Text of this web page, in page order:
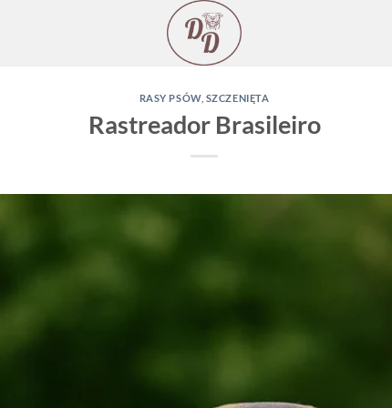
RASY PSÓW, SZCZENIĘTA
Rastreador Brasileiro